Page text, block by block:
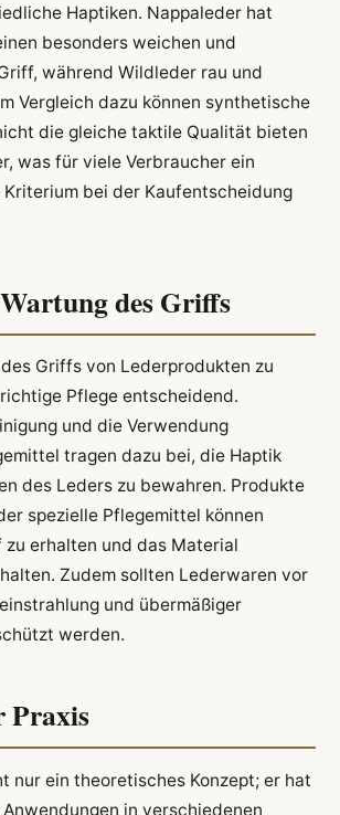
Haptiken. Nappaleder hat
besonders weichen und
während Wildleder rau und
Vergleich dazu können synthetische
die gleiche taktile Qualität bieten
was für viele Verbraucher ein
bei der Kaufentscheidung
des Griffs
Griffs von Lederprodukten zu
Pflege entscheidend.
und die Verwendung
tragen dazu bei, die Haptik
des Leders zu bewahren. Produkte
spezielle Pflegemittel können
erhalten und das Material
Zudem sollten Lederwaren vor
und übermäßiger
werden.
Praxis
nur ein theoretisches Konzept; er hat
in verschiedenen